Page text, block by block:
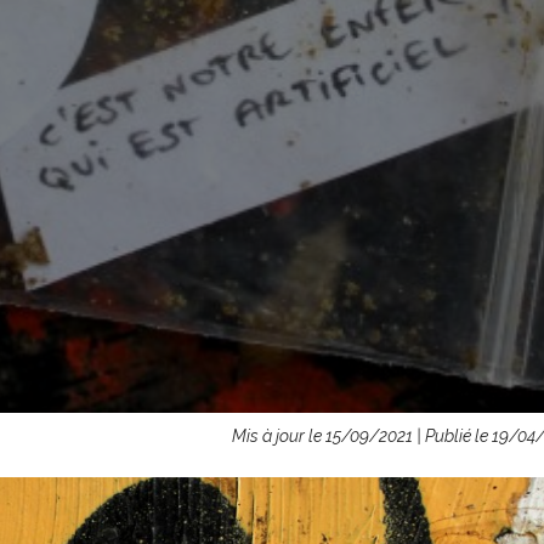
Mis à jour le 15/09/2021 | Publié le 19/